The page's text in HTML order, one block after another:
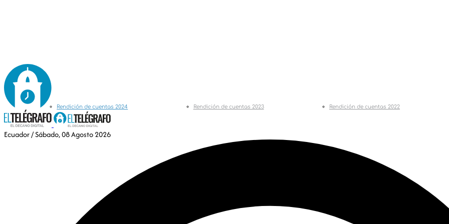
Ecuador/ Sábado, 08 Agosto 2026
Rendición de cuentas 2024 Rendición de cuentas 2023 Rendición de cuentas 2022